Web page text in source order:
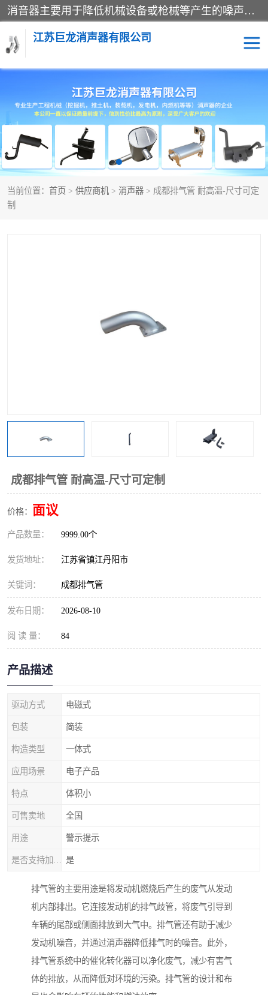
消音器主要用于降低机械设备或枪械等产生的噪声。它通过阻尼或增加排气面积来降低排气速度和功率，从而降低噪声。常见的消音器类型包括阻性消声器、抗性消声器、共振消声器以及阻抗复合式消声器等。这些消音器各有特点，适用于不同频率的噪声消除。
江苏巨龙消声器有限公司
当前位置： 首页 > 供应商机 > 消声器 > 成都排气管 耐高温-尺寸可定
制
成都排气管 耐高温-尺寸可定制
价格： 面议
产品数量： 9999.00个
发货地址： 江苏省镇江丹阳市
关键词： 成都排气管
发布日期： 2026-08-10
阅 读 量： 84
产品描述
驱动方式 电磁式
包装 简装
构造类型 一体式
应用场景 电子产品
特点 体积小
可售卖地 全国
用途 警示提示
是
排气管的主要用途是将发动机燃烧后产生的废气从发动
机内部排出。它连接发动机的排气歧管，将废气引导到
车辆的尾部或侧面排放到大气中。排气管还有助于减少
发动机噪音，并通过消声器降低排气时的噪音。此外，
排气管系统中的催化转化器可以净化废气，减少有害气
体的排放，从而降低对环境的污染。排气管的设计和布
消声器